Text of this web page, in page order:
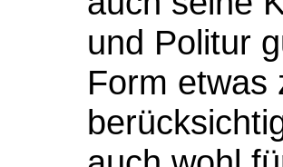
und Politur
Form etwas